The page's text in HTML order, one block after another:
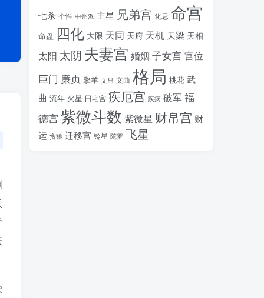
七杀 个性 中州派 主星 兄弟宫 化忌 命宫
命盘 四化 大限 天同 天府 天机 天梁 天相
太阳 太阴 夫妻宫 婚姻 子女宫 宫位
巨门 廉贞 擎羊 文昌 文曲 格局 桃花 武
曲 流年 火星 田宅宫 疾厄宫 疾病 破军福
德宫 紫微斗数 紫微星 财帛宫 财
运 贪狼 迁移宫 铃星 陀罗 飞星